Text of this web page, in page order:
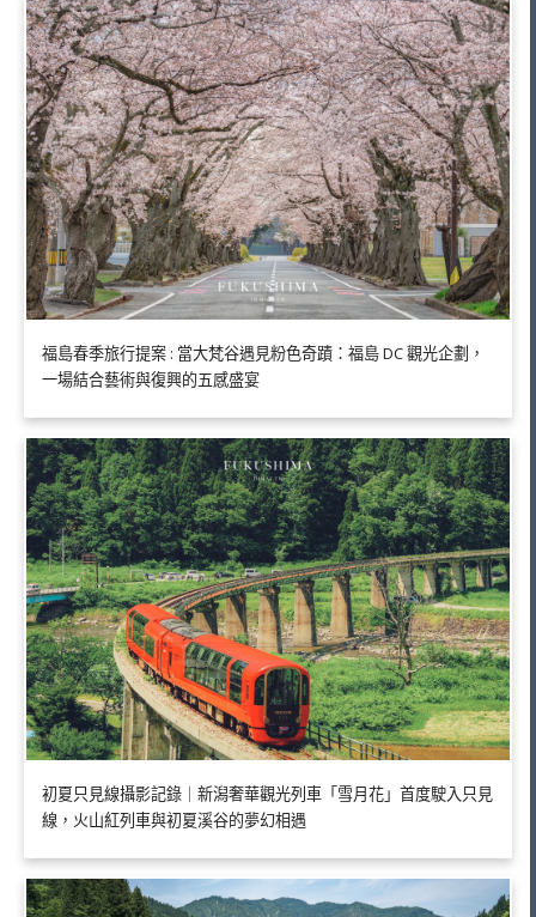
福島春季旅行提案 : 當大梵谷遇見粉色奇蹟：福島 DC 觀光企劃，
一場結合藝術與復興的五感盛宴
初夏只見線攝影記錄｜新潟奢華觀光列車「雪月花」首度駛入只見
線，火山紅列車與初夏溪谷的夢幻相遇